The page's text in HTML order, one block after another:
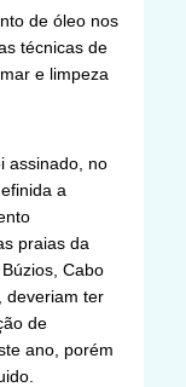
de óleo nos
técnicas de
e limpeza
assinado, no
a
praias da
Cabo
deveriam ter
de
ano, porém